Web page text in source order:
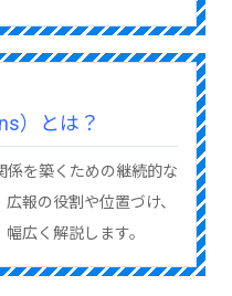
）とは？
係を築くための継続的な
報の役割や位置づけ、
広く解説します。